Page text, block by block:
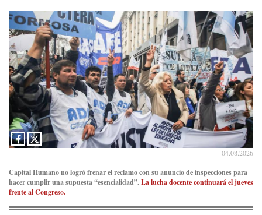
RT@PJCampana2022 : Asumimos una nueva etapa en el
Partido Justicialista de Campana, con el orgullo de que el
compañero@caortega64vuelva a…
Ver en X
04.08.2026
Capital Humano no logró frenar el reclamo con su anuncio de inspecciones para
hacer cumplir una supuesta “esencialidad”.La lucha docente continuará el jueves
frente al Congreso.